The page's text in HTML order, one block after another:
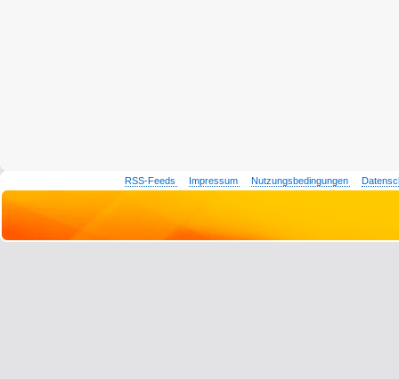
RSS-Feeds Impressum Nutzungsbedingungen